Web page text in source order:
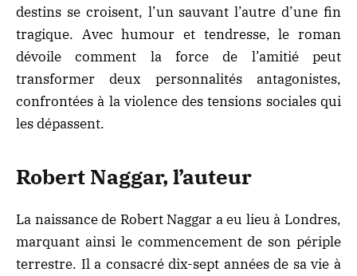
destins se croisent, l’un sauvant l’autre d’une fin
tragique. Avec humour et tendresse, le roman
dévoile comment la force de l’amitié peut
transformer deux personnalités antagonistes,
confrontées à la violence des tensions sociales qui
les dépassent.
Robert Naggar, l’auteur
La naissance de Robert Naggar a eu lieu à Londres,
marquant ainsi le commencement de son périple
terrestre. Il a consacré dix-sept années de sa vie à